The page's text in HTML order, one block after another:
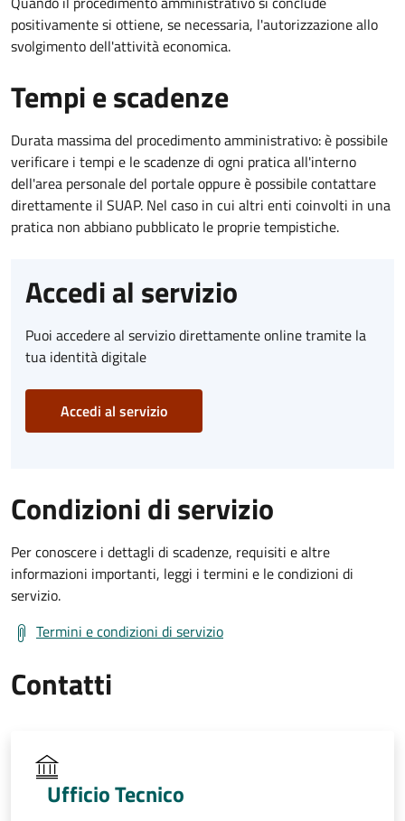
positivamente si ottiene, se necessaria, l'autorizzazione allo
svolgimento dell'attività economica.
Tempi e scadenze
Durata massima del procedimento amministrativo: è possibile
verificare i tempi e le scadenze di ogni pratica all'interno
dell'area personale del portale oppure è possibile contattare
direttamente il SUAP. Nel caso in cui altri enti coinvolti in una
pratica non abbiano pubblicato le proprie tempistiche.
Accedi al servizio
Puoi accedere al servizio direttamente online tramite la
tua identità digitale
Accedi al servizio
Condizioni di servizio
Per conoscere i dettagli di scadenze, requisiti e altre
informazioni importanti, leggi i termini e le condizioni di
servizio.
Termini e condizioni di servizio
Contatti
Ufficio Tecnico